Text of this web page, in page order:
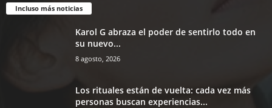
Incluso más noticias
Karol G abraza el poder de sentirlo todo en
su nuevo...
8 agosto, 2026
Los rituales están de vuelta: cada vez más
personas buscan experiencias...